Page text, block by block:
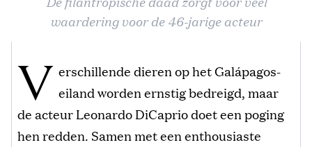
waardering voor de 46-jarige acteur
V erschillende dieren op het Galápagos-
eiland worden ernstig bedreigd, maar
de acteur Leonardo DiCaprio doet een poging
hen redden. Samen met een enthousiaste